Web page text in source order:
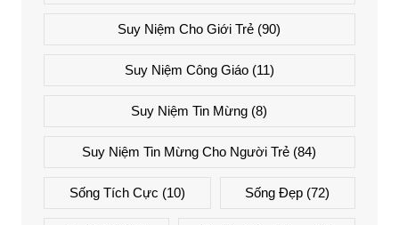
Suy Niệm Cho Giới Trẻ (90)
Suy Niệm Công Giáo(11)
Suy Niệm Tin Mừng (8)
Suy Niệm Tin Mừng Cho Người Trẻ (84)
Sống Tích Cực (10) Sống Đẹp (72)